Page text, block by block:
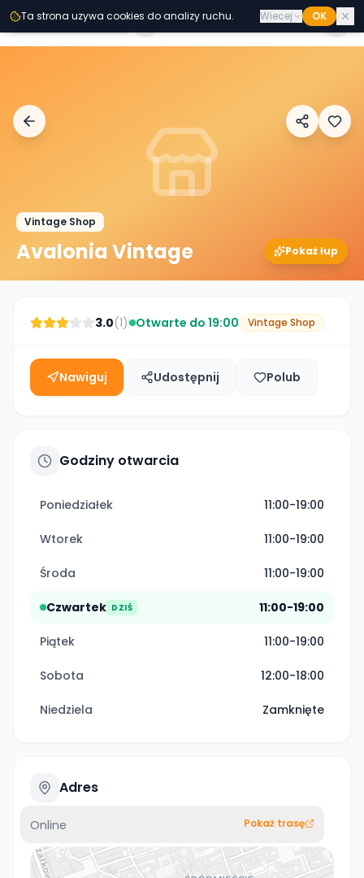
Przejdz do tresci
SecondHandy
Vintage Shop
Avalonia Vintage Pokaż łup
3.0(1) Otwarte do 19:00 Vintage Shop
Nawiguj Udostępnij Polub
Godziny otwarcia
Poniedziałek 11:00-19:00
Wtorek 11:00-19:00
Środa 11:00-19:00
Czwartek DZIŚ 11:00-19:00
Piątek 11:00-19:00
Sobota 12:00-18:00
Niedziela Zamknięte
Adres
Online Pokaż trasę
Ta strona uzywa cookies do analizy ruchu. Wiecej OK